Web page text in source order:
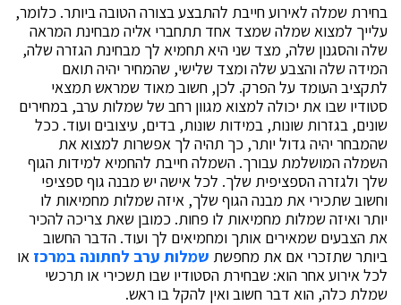
בחירת שמלה לאירוע חייבת להתבצע בצורה הטובה ביותר. כלומר,
עלייך למצוא שמלה שמצד אחד תתחברי אליה מבחינת המראה
שלה והסגנון שלה, מצד שני היא תחמיא לך מבחינת הגזרה שלה,
המידה שלה והצבע שלה ומצד שלישי, שהמחיר יהיה תואם
לתקציב העומד על הפרק. לכן, חשוב מאוד שמראש תמצאי
סטודיו שבו את יכולה למצוא מגוון רחב של שמלות ערב, במחירים
שונים, בגזרות שונות, במידות שונות, בדים, עיצובים ועוד. ככל
שהמבחר יהיה גדול יותר, כך תהיה לך אפשרות למצוא את
השמלה המושלמת עבורך. השמלה חייבת להחמיא למידות הגוף
שלך ולגזרה הספציפית שלך. לכל אישה יש מבנה גוף ספציפי
וחשוב שתכירי את מבנה הגוף שלך, איזה שמלות מחמיאות לו
יותר ואיזה שמלות מחמיאות לו פחות. כמובן שאת צריכה להכיר
את הצבעים שמאירים אותך ומחמיאים לך ועוד. הדבר החשוב
ביותר שתזכרי אם את מחפשת שמלות ערב לחתונה במרכז או
לכל אירוע אחר הוא: שבחירת הסטודיו שבו תשכירי או תרכשי
שמלת כלה, הוא דבר חשוב ואין להקל בו ראש.